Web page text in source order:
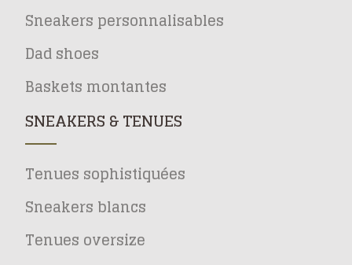
Sneakers personnalisables
Dad shoes
Baskets montantes
SNEAKERS & TENUES
Tenues sophistiquées
Sneakers blancs
Tenues oversize